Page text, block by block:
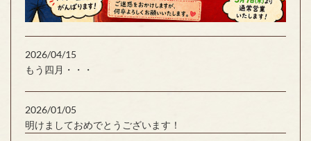
2026/04/15
もう四月・・・
2026/01/05
明けましておめでとうございます！